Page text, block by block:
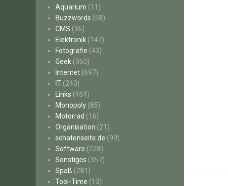
Aquarium (11)
Buzzwords (58)
CMS (36)
Elektronik (147)
Fotografie (43)
Geek (360)
Internet (697)
IT (240)
Links (464)
Monopoly (85)
Motorrad (16)
Organisation (21)
schatenseite.de (99)
Software (228)
Sonstiges (357)
Spaß (281)
Tool-Time (13)